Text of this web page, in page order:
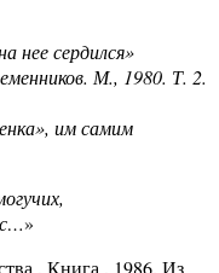
нее сердился»
М., 1980. Т. 2.
им самим
»